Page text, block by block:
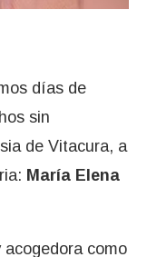
días de
sin
de Vitacura, a
María Elena
como